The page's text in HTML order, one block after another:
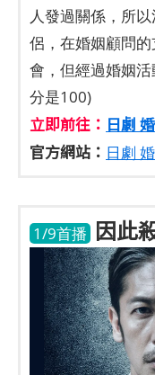
人發過關係，所
侶，在婚姻顧問
會，但經過婚姻
分是100)
立即前往： 日劇
官方網站： 日劇
1/9首播 因此